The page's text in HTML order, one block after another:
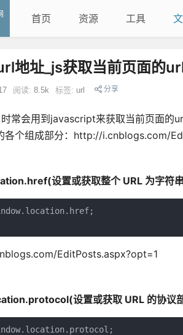
首页 资源 工具
地址_js获取当前页面的
阅读: 8.5k 标签: url 分享
常会用到javascript来获取当前页面的
各个组成部分：http://i.cnblogs.com/
设置或获取整个 URL 为字符
EditPosts.aspx?opt=1
设置或获取 URL 的协议